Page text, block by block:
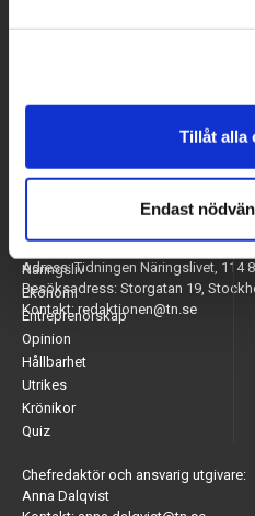
Tillåt alla
Endast
Adress: Tidningen Näringslivet, 114
Besöksadress: Storgatan 19,
Kontakt: redaktionen@tn.se
Arbetsmarknad
Näringsliv
Ekonomi
Entreprenörskap
Opinion
Hållbarhet
Utrikes
Krönikor
Quiz
Chefredaktör och ansvarig utgivare:
Anna Dalqvist